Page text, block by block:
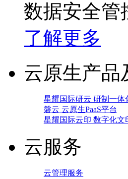
数据安全管
了解更多
云原生产品
星耀国际研云 研制一
磐云 云原生PaaS平台
星耀国际云印 数字化文
云服务
云管理服务